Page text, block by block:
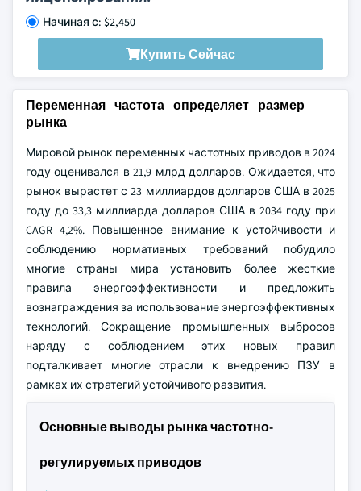
Начиная с: $2,450
Купить Сейчас
Переменная частота определяет размер
рынка
Мировой рынок переменных частотных приводов в 2024
году оценивался в 21,9 млрд долларов. Ожидается, что
рынок вырастет с 23 миллиардов долларов США в 2025
году до 33,3 миллиарда долларов США в 2034 году при
CAGR 4,2%. Повышенное внимание к устойчивости и
соблюдению нормативных требований побудило
многие страны мира установить более жесткие
правила энергоэффективности и предложить
вознаграждения за использование энергоэффективных
технологий. Сокращение промышленных выбросов
наряду с соблюдением этих новых правил
подталкивает многие отрасли к внедрению ПЗУ в
рамках их стратегий устойчивого развития.
Основные выводы рынка частотно-
регулируемых приводов